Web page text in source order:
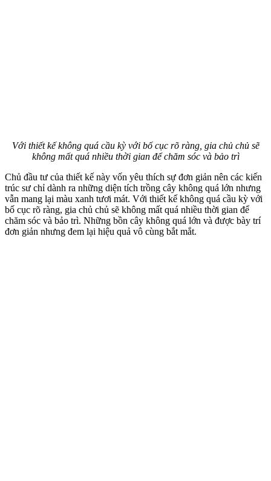
Với thiết kế không quá cầu kỳ với bố cục rõ ràng, gia chủ chủ sẽ
không mất quá nhiều thời gian để chăm sóc và bảo trì
Chủ đầu tư của thiết kế này vốn yêu thích sự đơn giản nên các kiến
trúc sư chỉ dành ra những diện tích trồng cây không quá lớn nhưng
vẫn mang lại màu xanh tươi mát. Với thiết kế không quá cầu kỳ với
bố cục rõ ràng, gia chủ chủ sẽ không mất quá nhiều thời gian để
chăm sóc và bảo trì. Những bồn cây không quá lớn và được bày trí
đơn giản nhưng đem lại hiệu quả vô cùng bắt mắt.